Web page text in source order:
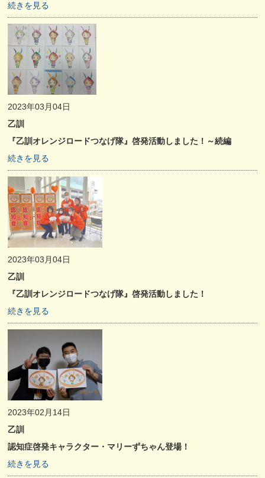
続きを見る
2023年03月04日
乙訓
『乙訓オレンジロードつなげ隊』啓発活動しました！～続編
続きを見る
2023年03月04日
乙訓
『乙訓オレンジロードつなげ隊』啓発活動しました！
続きを見る
2023年02月14日
乙訓
認知症啓発キャラクター・マリーずちゃん登場！
続きを見る